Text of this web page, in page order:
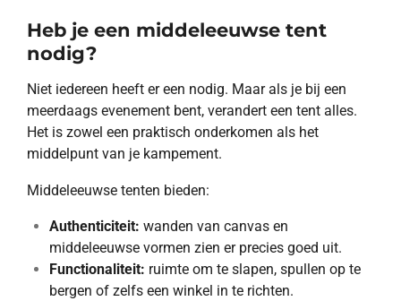
Heb je een middeleeuwse tent
nodig?
Niet iedereen heeft er een nodig. Maar als je bij een
meerdaags evenement bent, verandert een tent alles.
Het is zowel een praktisch onderkomen als het
middelpunt van je kampement.
Middeleeuwse tenten bieden:
Authenticiteit: wanden van canvas en
middeleeuwse vormen zien er precies goed uit.
Functionaliteit: ruimte om te slapen, spullen op te
bergen of zelfs een winkel in te richten.